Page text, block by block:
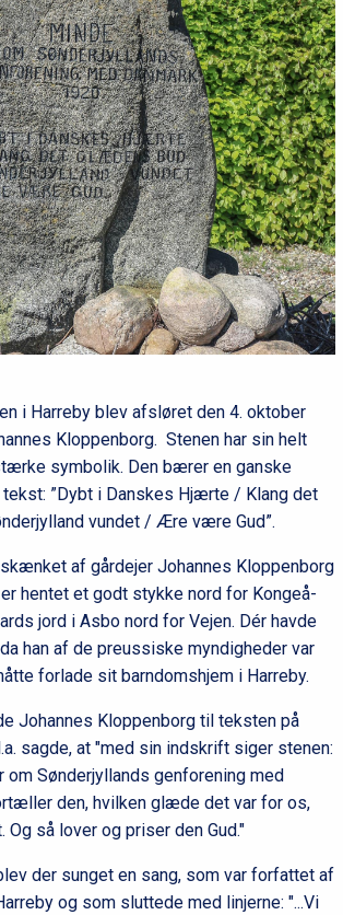
i Harreby blev afsløret den 4. oktober
Kloppenborg. Stenen har sin helt
symbolik. Den bærer en ganske
”Dybt i Danskes Hjærte / Klang det
vundet / Ære være Gud”.
af gårdejer Johannes Kloppenborg
hentet et godt stykke nord for Kongeå-
jord i Asbo nord for Vejen. Dér havde
han af de preussiske myndigheder var
forlade sit barndomshjem i Harreby.
Johannes Kloppenborg til teksten på
sagde, at "med sin indskrift siger stenen:
Sønderjyllands genforening med
den, hvilken glæde det var for os,
så lover og priser den Gud."
der sunget en sang, som var forfattet af
og som sluttede med linjerne: "...Vi